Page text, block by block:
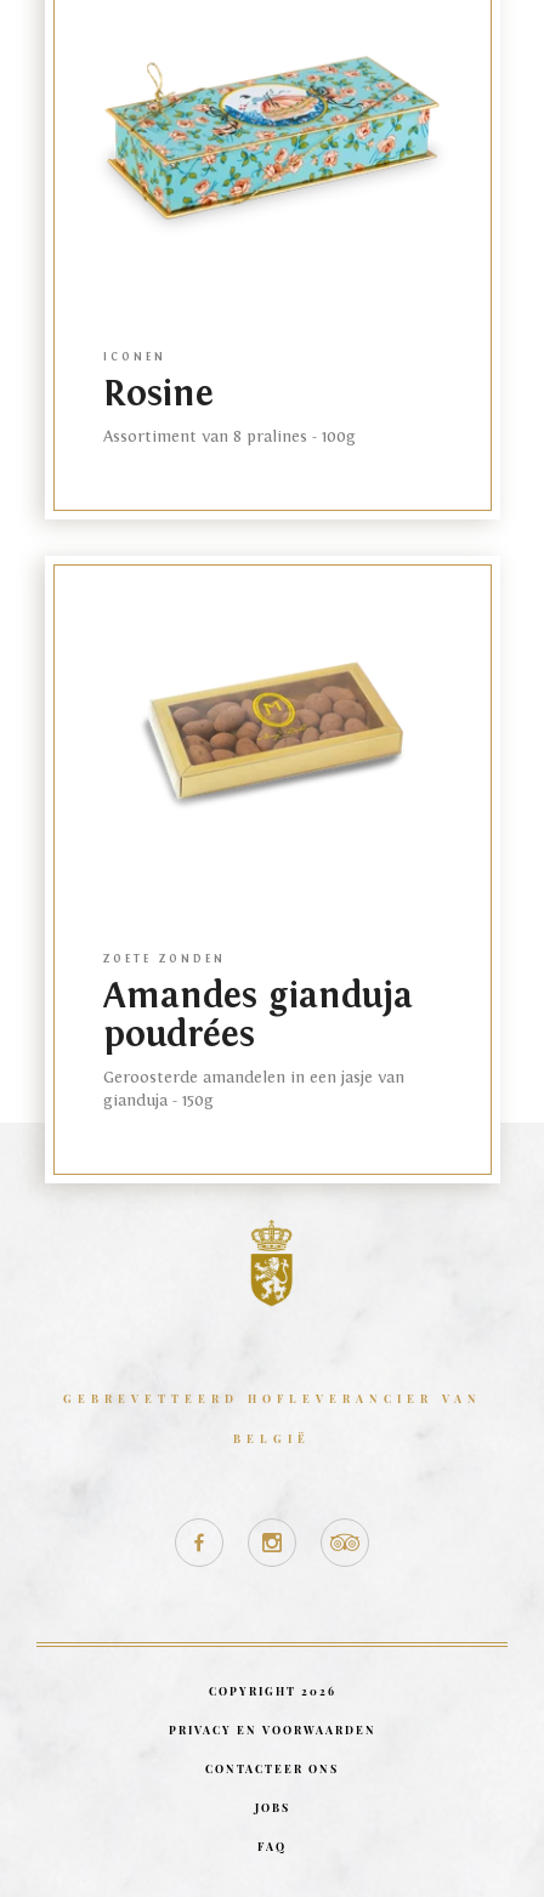
Onze plantage
Onze winkels
Relatiegeschenken
ICONEN
Rosine
Assortiment van 8 pralines - 100g
ZOETE ZONDEN
Amandes gianduja
poudrées
Geroosterde amandelen in een jasje van
gianduja - 150g
GEBREVETTEERD HOFLEVERANCIER VAN
BELGIË
COPYRIGHT 2026
PRIVACY EN VOORWAARDEN
CONTACTEER ONS
JOBS
FAQ